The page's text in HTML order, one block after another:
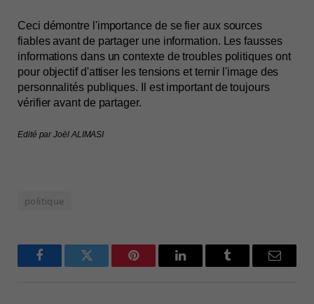
Ceci démontre l'importance de se fier aux sources
fiables avant de partager une information. Les fausses
informations dans un contexte de troubles politiques ont
pour objectif d'attiser les tensions et ternir l'image des
personnalités publiques. Il est important de toujours
vérifier avant de partager.
Edité par Joël ALIMASI
politique
FacebookTwitter Pinterest LinkedInTumblr Email